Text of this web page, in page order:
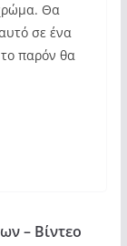
Θα
σε ένα
παρόν θα
– Βίντεο